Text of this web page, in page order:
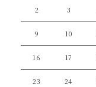
2 3
9 10
16 17
23 24